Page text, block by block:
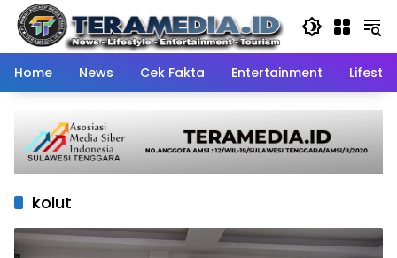
Skip
content
Home
News Cek Fakta Entertainment
kolut